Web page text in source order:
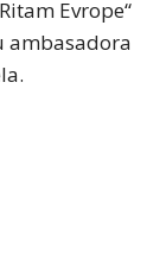
Evrope“
ambasadora